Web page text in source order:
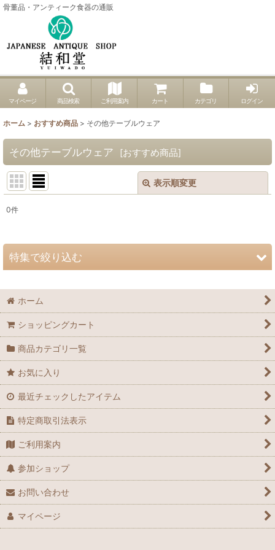
骨董品・アンティーク食器の通販
マイページ 商品検索 ご利用案内 カート カテゴリ ログイン
ホーム > おすすめ商品 > その他テーブルウェア
その他テーブルウェア [おすすめ商品]
表示順変更
並び順 :
0件
特集で絞り込む
皿
豆皿
向付
鉢
酒器
膾皿
蓋碗
花器
アウトレット
ホーム
ショッピングカート
商品カテゴリ一覧
お気に入り
最近チェックしたアイテム
特定商取引法表示
ご利用案内
参加ショップ
お問い合わせ
マイページ